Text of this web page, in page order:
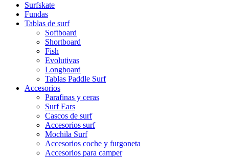
Surfskate
Fundas
Tablas de surf
Softboard
Shortboard
Fish
Evolutivas
Longboard
Tablas Paddle Surf
Accesorios
Parafinas y ceras
Surf Ears
Cascos de surf
Accesorios surf
Mochila Surf
Accesorios coche y furgoneta
Accesorios para camper